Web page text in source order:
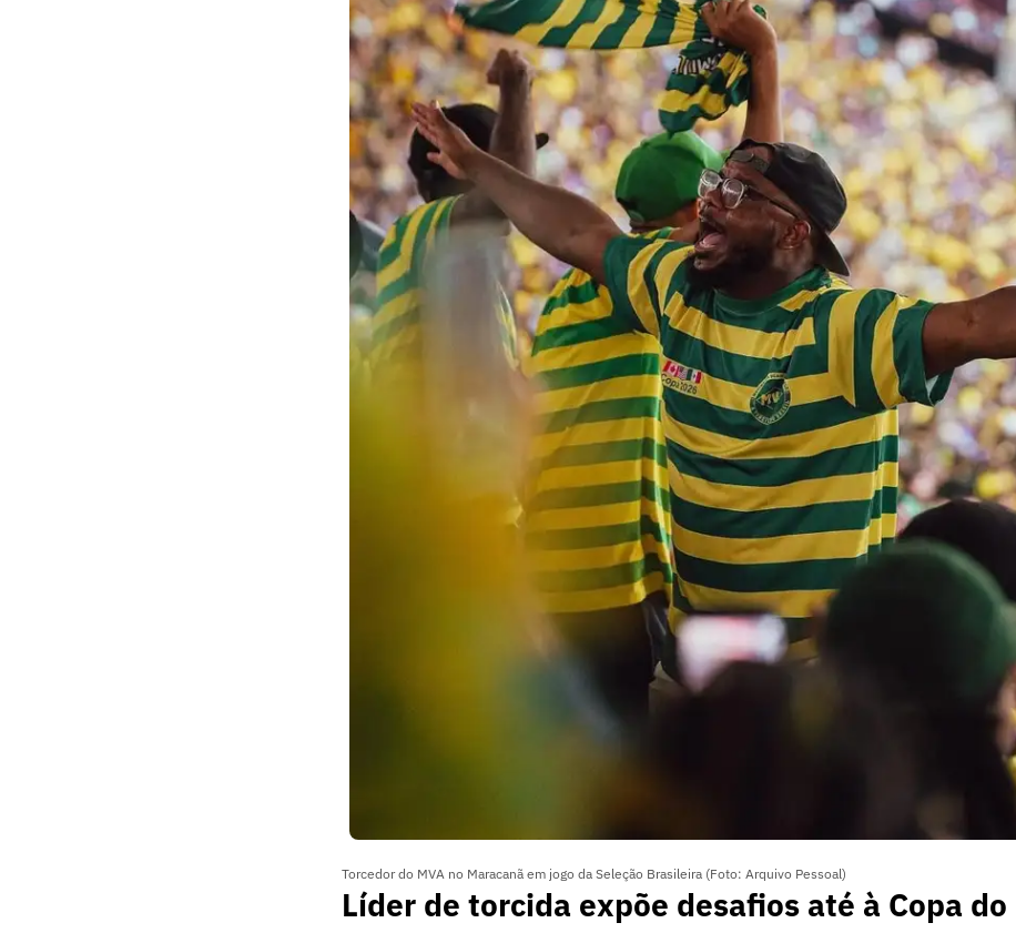
Torcedor do MVA no Maracanã em jogo da Seleção Brasileira (Foto: Arquivo Pessoal)
Líder de torcida expõe desafios até à Copa do